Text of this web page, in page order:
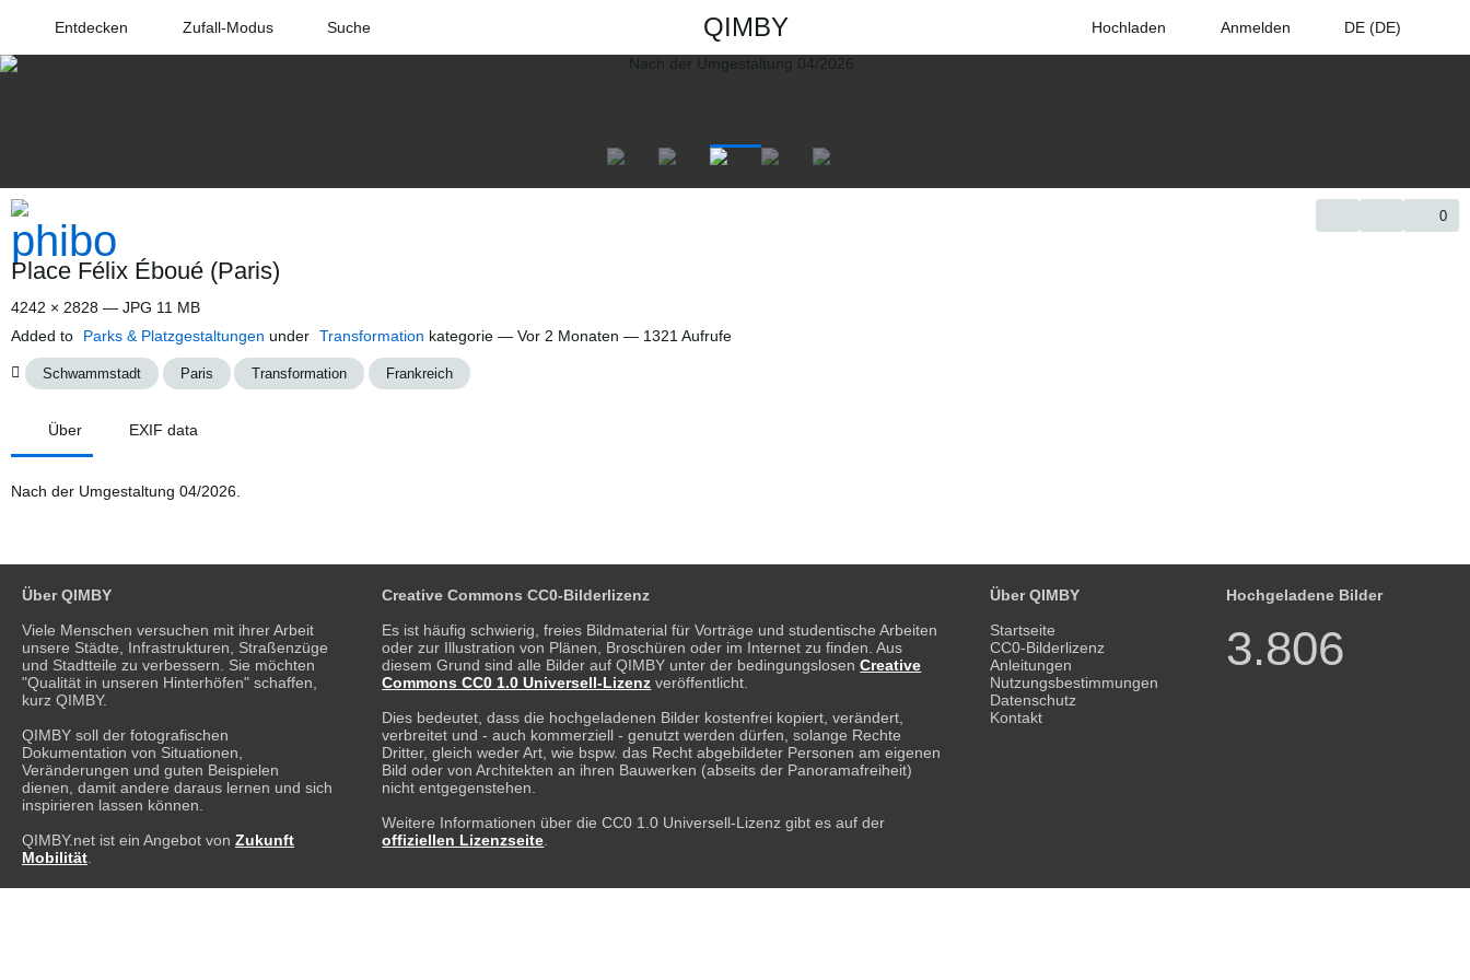
QIMBY
Entdecken Zufall-Modus Suche Hochladen Anmelden DE (DE)
0
Place Félix Éboué (Paris)
4242 × 2828 — JPG 11 MB
Added to
Parks & Platzgestaltungen under Transformation kategorie — Vor 2 Monaten — 1321 Aufrufe
Schwammstadt Paris Transformation Frankreich
Über EXIF data
Nach der Umgestaltung 04/2026.
Über QIMBY
Viele Menschen versuchen mit ihrer Arbeit
unsere Städte, Infrastrukturen, Straßenzüge
und Stadtteile zu verbessern. Sie möchten
"Qualität in unseren Hinterhöfen" schaffen,
kurz QIMBY.
QIMBY soll der fotografischen
Dokumentation von Situationen,
Veränderungen und guten Beispielen
dienen, damit andere daraus lernen und sich
inspirieren lassen können.
QIMBY.net ist ein Angebot von Zukunft
Mobilität
Creative Commons CC0-Bilderlizenz
Es ist häufig schwierig, freies Bildmaterial für Vorträge und studentische Arbeiten
oder zur Illustration von Plänen, Broschüren oder im Internet zu finden. Aus
diesem Grund sind alle Bilder auf QIMBY unter der bedingungslosenCreative
Commons CC0 1.0 Universell-Lizenz veröffentlicht.
Dies bedeutet, dass die hochgeladenen Bilder kostenfrei kopiert, verändert,
verbreitet und - auch kommerziell - genutzt werden dürfen, solange Rechte
Dritter, gleich weder Art, wie bspw. das Recht abgebildeter Personen am eigenen
Bild oder von Architekten an ihren Bauwerken (abseits der Panoramafreiheit)
nicht entgegenstehen.
Weitere Informationen über die CC0 1.0 Universell-Lizenz gibt es auf der
offiziellen Lizenzseite
Über QIMBY
Startseite
CC0-Bilderlizenz
Anleitungen
Nutzungsbestimmungen
Datenschutz
Kontakt
Hochgeladene Bilder
3.806